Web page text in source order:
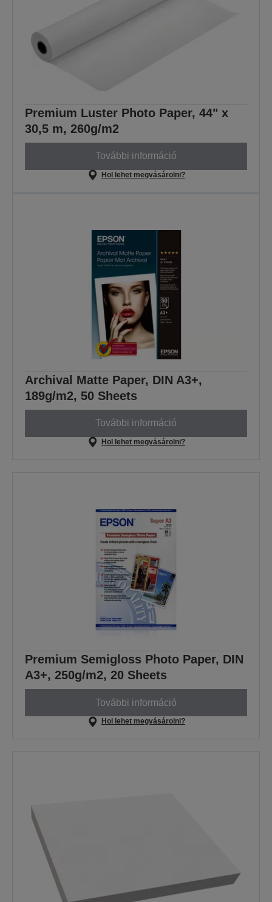
Premium Luster Photo Paper, 44" x
30,5 m, 260g/m2
További információ
Hol lehet megvásárolni?
Archival Matte Paper, DIN A3+,
189g/m2, 50 Sheets
További információ
Hol lehet megvásárolni?
Premium Semigloss Photo Paper, DIN
A3+, 250g/m2, 20 Sheets
További információ
Hol lehet megvásárolni?